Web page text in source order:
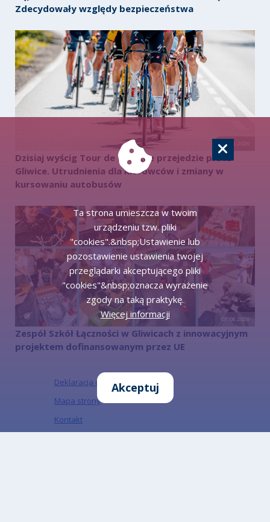
Zdecydowały względy bezpieczeństwa
07.08.2026
Dzisiaj wyścig Tour de Pologne przejedzie przez
Gliwice. Utrudnienia dla kierowców i zmiany w
kursowaniu autobusów
07.08.2026
Zespół Szkół Łączności w Gliwicach z innowacyjnym
projektem dofinansowanym przez UE
Deklaracja dostępności
Mapa strony
Kontakt
Ta strona umieszcza w twoim
urządzeniu tzw. pliki
"cookies".&nbsp;Ustawienie lub
pozostawienie ustawienia twojej
przeglądarki akceptującego pliki
"cookies"&nbsp;oznacza wyrażenie
zgody na taką praktykę.
Więcej informacji
Akceptuj